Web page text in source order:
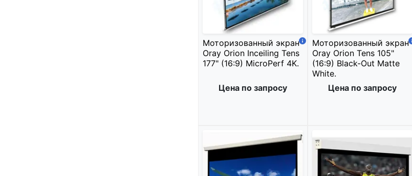
Моторизованный экран
Oray Orion Inceiling Tens
177" (16:9) MicroPerf 4K.
Цена по запросу
Моторизованный экран
Oray Orion Tens 105"
(16:9) Black-Out Matte
White.
Цена по запросу